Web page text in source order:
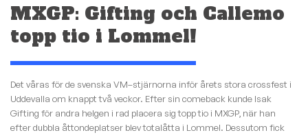
MXGP: Gifting och Callemo
topp tio i Lommel!
Det våras för de svenska VM–stjärnorna inför årets stora crossfest i
Uddevalla om knappt två veckor. Efter sin comeback kunde Isak
Gifting för andra helgen i rad placera sig topp tio i MXGP, när han
efter dubbla åttondeplatser blev totalåtta i Lommel. Dessutom fick